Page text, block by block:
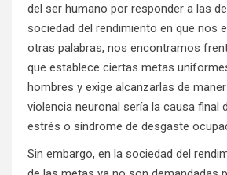
del ser humano por responder a las
sociedad del rendimiento en que nos
otras palabras, nos encontramos
que establece ciertas metas
hombres y exige alcanzarlas de
violencia neuronal sería la causa final
estrés o síndrome de desgaste
Sin embargo, en la sociedad del